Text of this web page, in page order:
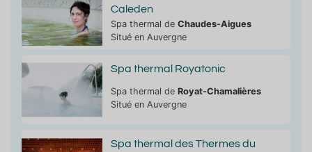
Caleden
Spa thermal de Chaudes-Aigues
Situé en Auvergne
Spa thermal Royatonic
Spa thermal de Royat-Chamalières
Situé en Auvergne
Spa thermal des Thermes du